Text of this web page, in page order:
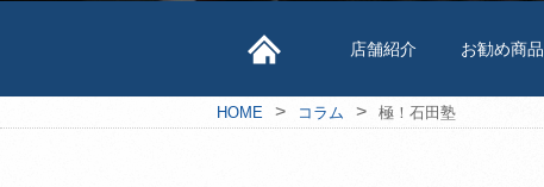
店舗紹介 お勧め商品
HOME > コラム > 極！石田塾